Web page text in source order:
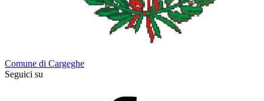
Comune di Cargeghe
Seguici su